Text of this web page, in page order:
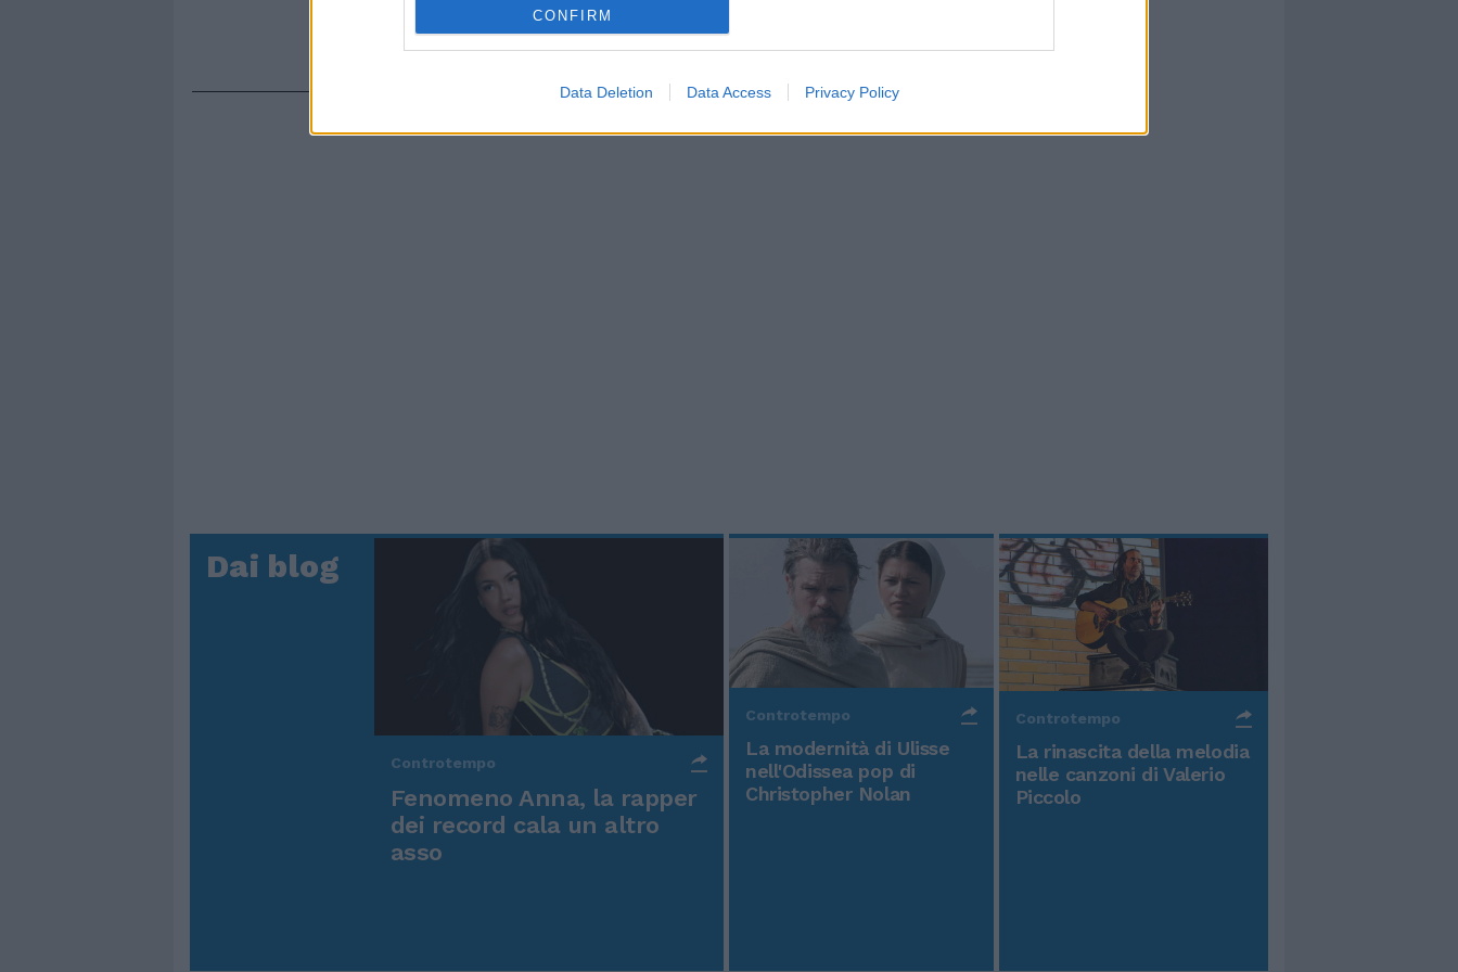
CONFIRM
Data Deletion Data Access Privacy Policy
Dai blog
Controtempo
Fenomeno Anna, la rapper
dei record cala un altro
asso
Controtempo
La modernità di Ulisse
nell'Odissea pop di
Christopher Nolan
Controtempo
La rinascita della melodia
nelle canzoni di Valerio
Piccolo